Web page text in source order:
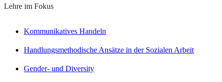
Lehre im Fokus
Kommunikatives Handeln
Handlungsmethodische Ansätze in der Sozialen Arbeit
Gender- und Diversity